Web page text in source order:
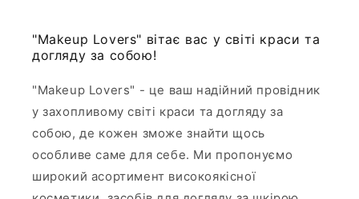
"Makeup Lovers" вітає вас у світі краси та
догляду за собою!
"Makeup Lovers" - це ваш надійний провідник
у захопливому світі краси та догляду за
собою, де кожен зможе знайти щось
особливе саме для себе. Ми пропонуємо
широкий асортимент високоякісної